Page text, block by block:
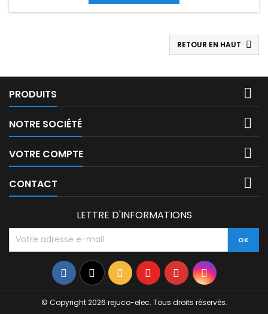
RETOUR EN HAUT 
PRODUITS 
NOTRE SOCIÉTÉ 
VOTRE COMPTE 
CONTACT 
LETTRE D'INFORMATIONS
Facebook
TwitterRss YouTubePinterestInstagram
© Copyright 2026 rejuco-elec. Tous droits réservés.